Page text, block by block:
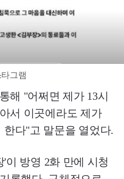
그램
해 "어쩌면 제가 13시
서 이곳에라도 제가
다"고 말문을 열었다.
이 방영 2화 만에 시청